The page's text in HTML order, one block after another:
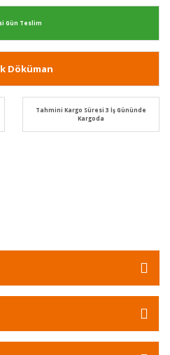
Gün Teslim
Döküman
Tahmini Kargo Süresi 3 İş Gününde
Kargoda